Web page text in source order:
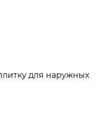
для наружных